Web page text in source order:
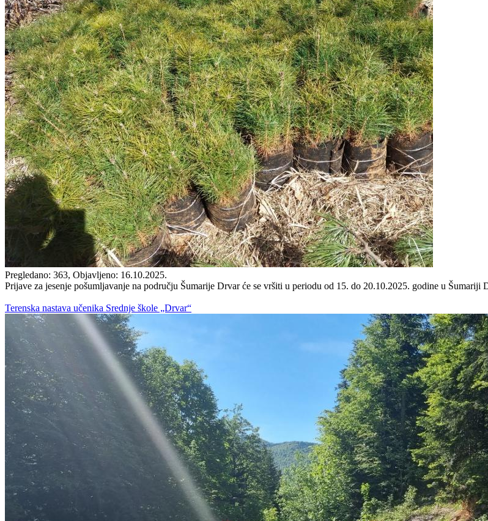
Pregledano: 363, Objavljeno: 16.10.2025.
Prijave za jesenje pošumljavanje na području Šumarije Drvar će se vršiti u periodu od 15. do 20.10.2025. godine u Šumariji
Terenska nastava učenika Srednje škole „Drvar“